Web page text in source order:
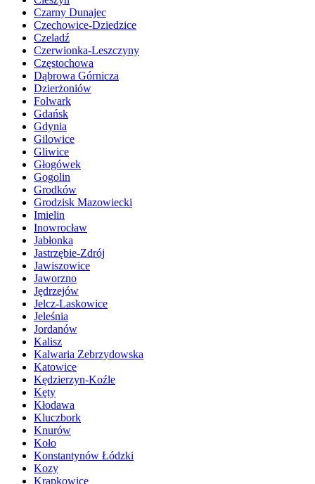
Czarny Dunajec
Czechowice-Dziedzice
Czeladź
Czerwionka-Leszczyny
Częstochowa
Dąbrowa Górnicza
Dzierżoniów
Folwark
Gdańsk
Gdynia
Gilowice
Gliwice
Głogówek
Gogolin
Grodków
Grodzisk Mazowiecki
Imielin
Inowrocław
Jabłonka
Jastrzębie-Zdrój
Jawiszowice
Jaworzno
Jędrzejów
Jelcz-Laskowice
Jeleśnia
Jordanów
Kalisz
Kalwaria Zebrzydowska
Katowice
Kędzierzyn-Koźle
Kęty
Kłodawa
Kluczbork
Knurów
Koło
Konstantynów Łódzki
Kozy
Krapkowice